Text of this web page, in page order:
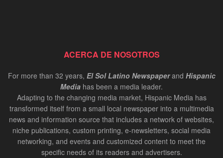
ACERCA DE NOSOTROS
For more than 32 years, El Sol Latino Newspaperand Hispanic
Media has been a media leader.
Adapting to the changing media market, Hispanic Media has
transformed itself from a small local newspaper into a multimedia
news and information source that includes a network of websites,
niche publications, custom printing, e-newsletters, social media
networking, and events and customized content to meet the
specific needs of its readers and advertisers.